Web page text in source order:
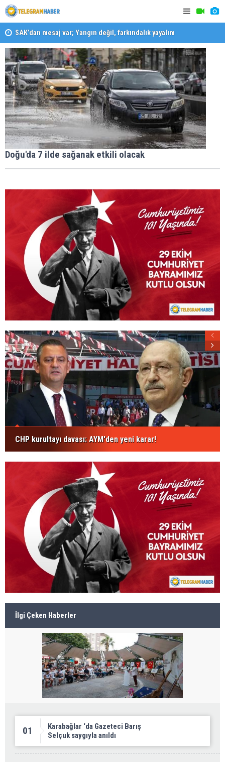
SAK’dan mesaj var; Yangın değil, farkındalık yayalım
Karabağlar ‘da Gazeteci Barış Selçuk saygıyla anıldı
Doğu'da 7 ilde sağanak etkili olacak
CHP kurultayı davası: AYM'den yeni karar!
İlgi Çeken Haberler
01
Karabağlar ‘da Gazeteci Barış
Selçuk saygıyla anıldı